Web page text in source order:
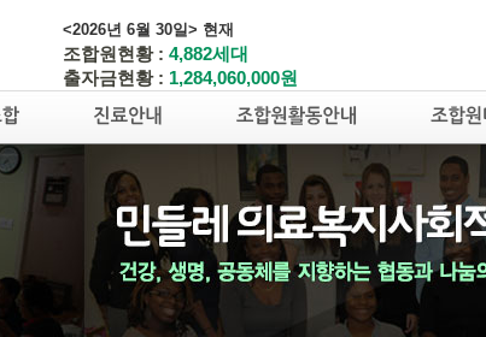
<2026년 6월 30일> 현재
조합원현황 : 4,882세대
출자금현황 : 1,284,060,000원